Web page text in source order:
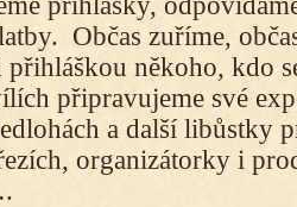
Občas zuříme,
přihláškou někoho, kdo
připravujeme své
a další libůstky
organizátorky i